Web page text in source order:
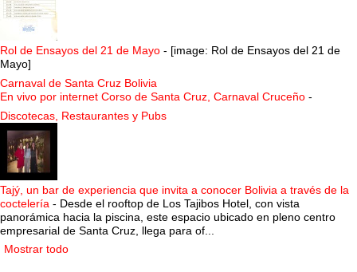
Rol de Ensayos del 21 de Mayo - [image: Rol de Ensayos del 21 de
Mayo]
Carnaval de Santa Cruz Bolivia
En vivo por internet Corso de Santa Cruz, Carnaval Cruceño -
Discotecas, Restaurantes y Pubs
Tajý, un bar de experiencia que invita a conocer Bolivia a través de la
coctelería - Desde el rooftop de Los Tajibos Hotel, con vista
panorámica hacia la piscina, este espacio ubicado en pleno centro
empresarial de Santa Cruz, llega para of...
Mostrar todo